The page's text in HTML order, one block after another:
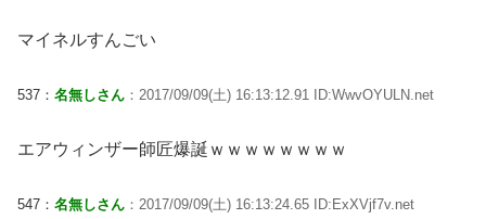
マイネルすんごい
537： 名無しさん ：2017/09/09(土) 16:13:12.91 ID:WwvOYULN.net
エアウィンザー師匠爆誕ｗｗｗｗｗｗｗｗ
547： 名無しさん ：2017/09/09(土) 16:13:24.65 ID:ExXVjf7v.net